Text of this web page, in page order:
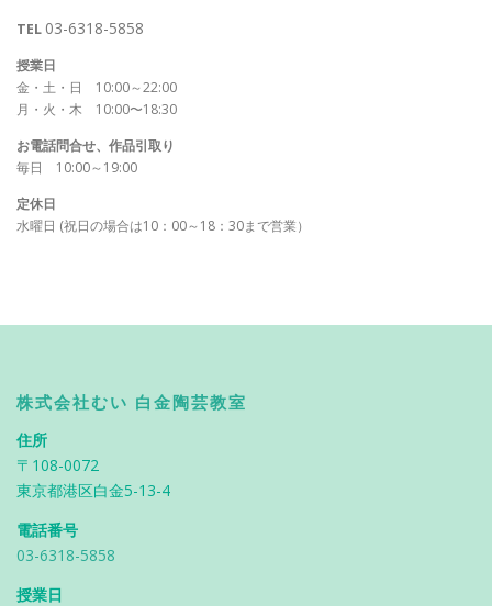
TEL 03-6318-5858
授業日
金・土・日 10:00～22:00
月・火・木 10:00〜18:30
お電話問合せ、作品引取り
毎日 10:00～19:00
定休日
水曜日 (祝日の場合は10：00～18：30まで営業）
株式会社むい 白金陶芸教室
住所
〒108-0072
東京都港区白金5-13-4
電話番号
03-6318-5858
授業日